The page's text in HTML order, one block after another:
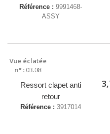
Référence : 9991468-
ASSY
Vue éclatée
n° : 03.08
Ressort clapet anti
retour
Référence : 3917014